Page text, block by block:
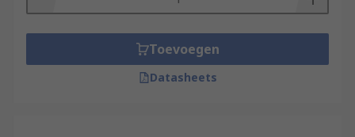
Toevoegen
Datasheets